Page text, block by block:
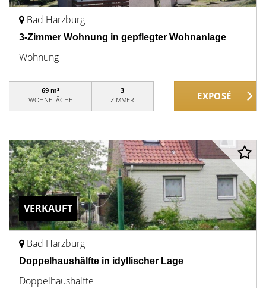
Bad Harzburg
3-Zimmer Wohnung in gepflegter Wohnanlage
Wohnung
69 m²
WOHNFLÄCHE
3
ZIMMER
VERKAUFT
Bad Harzburg
Doppelhaushälfte in idyllischer Lage
Doppelhaushälfte